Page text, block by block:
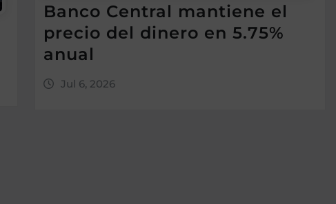
Banco Central mantiene el
precio del dinero en 5.75%
anual
Jul 6, 2026